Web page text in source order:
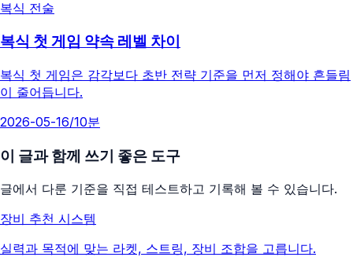
복식 전술
복식 첫 게임 약속 레벨 차이
복식 첫 게임은 감각보다 초반 전략 기준을 먼저 정해야 흔들림
이 줄어듭니다.
2026-05-16/10분
이 글과 함께 쓰기 좋은 도구
글에서 다룬 기준을 직접 테스트하고 기록해 볼 수 있습니다.
장비 추천 시스템
실력과 목적에 맞는 라켓, 스트링, 장비 조합을 고릅니다.